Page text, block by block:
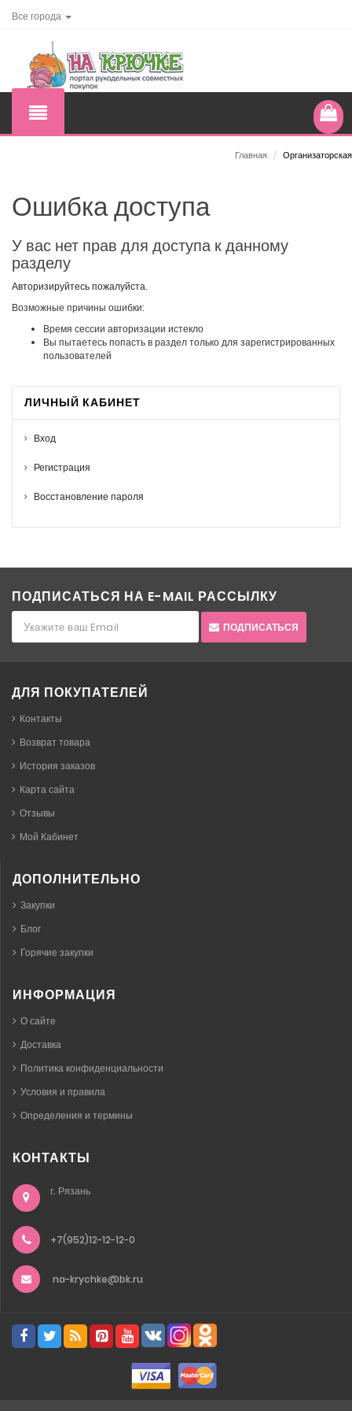
Все города
Главная / Организаторская
Ошибка доступа
У вас нет прав для доступа к данному
разделу
Авторизируйтесь пожалуйста.
Возможные причины ошибки:
Время сессии авторизации истекло
Вы пытаетесь попасть в раздел только для зарегистрированных
пользователей
ЛИЧНЫЙ КАБИНЕТ
Вход
Регистрация
Восстановление пароля
ПОДПИСАТЬСЯ НА E-MAIL РАССЫЛКУ
ПОДПИСАТЬСЯ
ДЛЯ ПОКУПАТЕЛЕЙ
Контакты
Возврат товара
История заказов
Карта сайта
Отзывы
Мой Кабинет
ДОПОЛНИТЕЛЬНО
Закупки
Блог
Горячие закупки
ИНФОРМАЦИЯ
О сайте
Доставка
Политика конфиденциальности
Условия и правила
Определения и термины
КОНТАКТЫ
г. Рязань
+7(952)12-12-12-0
na-krychke@bk.ru